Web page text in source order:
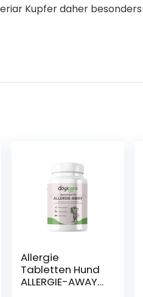
Kupfer daher
Allergie
Tabletten Hund
ALLERGIE-AWAY